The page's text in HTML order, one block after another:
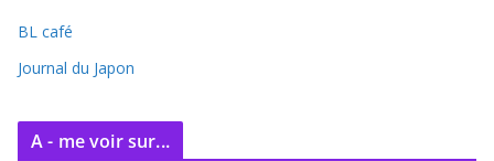
BL café
Journal du Japon
A - me voir sur...